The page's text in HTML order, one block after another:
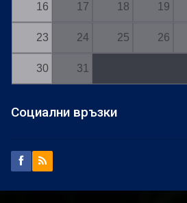
16 17 18 19
23 24 25 26
30 31
Социални връзки